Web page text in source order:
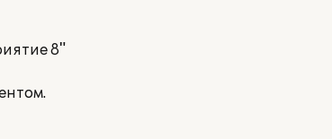
8"